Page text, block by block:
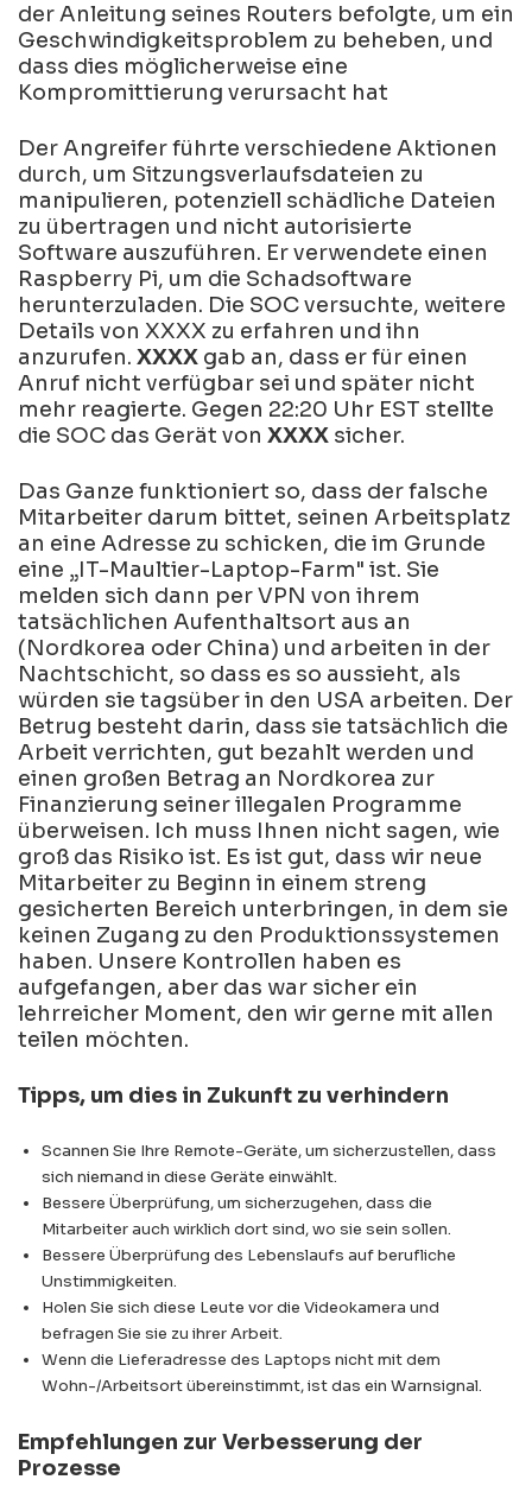
der Anleitung seines Routers befolgte, um ein
Geschwindigkeitsproblem zu beheben, und
dass dies möglicherweise eine
Kompromittierung verursacht hat
Der Angreifer führte verschiedene Aktionen
durch, um Sitzungsverlaufsdateien zu
manipulieren, potenziell schädliche Dateien
zu übertragen und nicht autorisierte
Software auszuführen. Er verwendete einen
Raspberry Pi, um die Schadsoftware
herunterzuladen. Die SOC versuchte, weitere
Details von XXXX zu erfahren und ihn
anzurufen. XXXX gab an, dass er für einen
Anruf nicht verfügbar sei und später nicht
mehr reagierte. Gegen 22:20 Uhr EST stellte
die SOC das Gerät von XXXX sicher.
Das Ganze funktioniert so, dass der falsche
Mitarbeiter darum bittet, seinen Arbeitsplatz
an eine Adresse zu schicken, die im Grunde
eine „IT-Maultier-Laptop-Farm" ist. Sie
melden sich dann per VPN von ihrem
tatsächlichen Aufenthaltsort aus an
(Nordkorea oder China) und arbeiten in der
Nachtschicht, so dass es so aussieht, als
würden sie tagsüber in den USA arbeiten. Der
Betrug besteht darin, dass sie tatsächlich die
Arbeit verrichten, gut bezahlt werden und
einen großen Betrag an Nordkorea zur
Finanzierung seiner illegalen Programme
überweisen. Ich muss Ihnen nicht sagen, wie
groß das Risiko ist. Es ist gut, dass wir neue
Mitarbeiter zu Beginn in einem streng
gesicherten Bereich unterbringen, in dem sie
keinen Zugang zu den Produktionssystemen
haben. Unsere Kontrollen haben es
aufgefangen, aber das war sicher ein
lehrreicher Moment, den wir gerne mit allen
teilen möchten.
Tipps, um dies in Zukunft zu verhindern
Scannen Sie Ihre Remote-Geräte, um sicherzustellen, dass
sich niemand in diese Geräte einwählt.
Bessere Überprüfung, um sicherzugehen, dass die
Mitarbeiter auch wirklich dort sind, wo sie sein sollen.
Bessere Überprüfung des Lebenslaufs auf berufliche
Unstimmigkeiten.
Holen Sie sich diese Leute vor die Videokamera und
befragen Sie sie zu ihrer Arbeit.
Wenn die Lieferadresse des Laptops nicht mit dem
Wohn-/Arbeitsort übereinstimmt, ist das ein Warnsignal.
Empfehlungen zur Verbesserung der
Prozesse